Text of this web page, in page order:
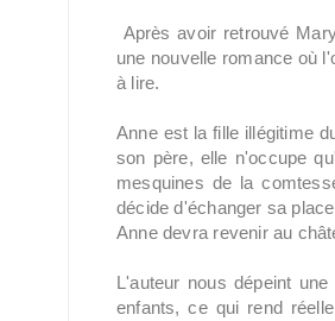
Après avoir retrouvé
une nouvelle romance où
à lire.
Anne est la fille illégitime
son père, elle n'occupe
mesquines de la
décide d'échanger sa
Anne devra revenir au
L'auteur nous dépeint
enfants, ce qui rend